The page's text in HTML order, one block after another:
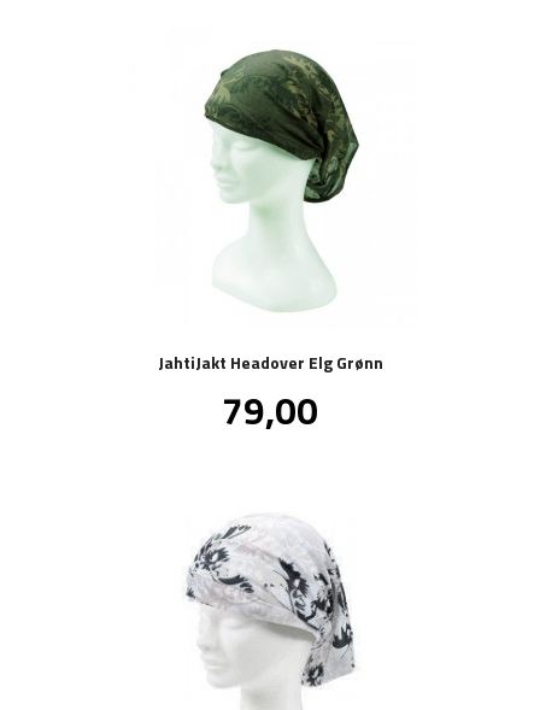
JahtiJakt Headover Elg Grønn
Pris
79,00